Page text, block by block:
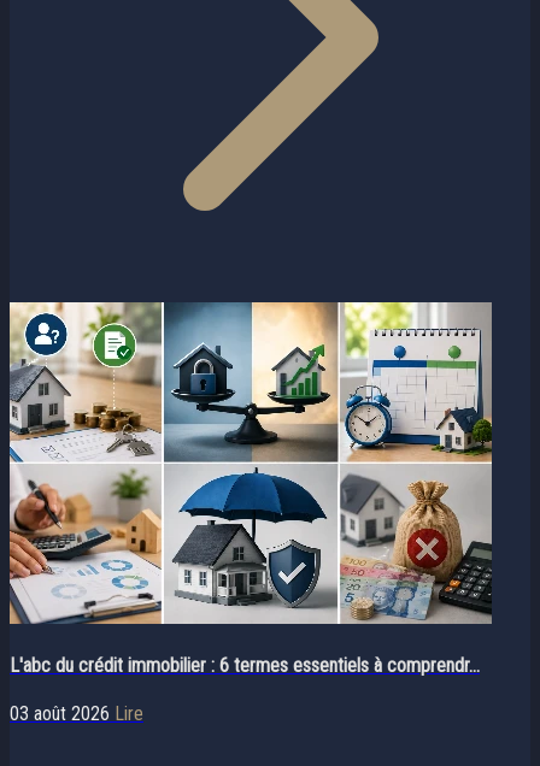
L'abc du crédit immobilier : 6 termes essentiels à comprendr...
03 août 2026 Lire